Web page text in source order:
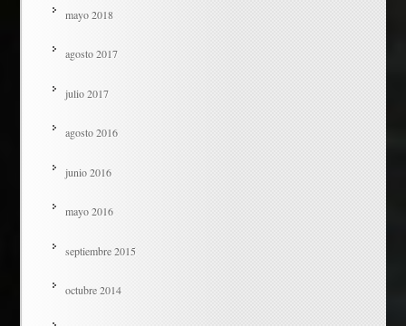
mayo 2018
agosto 2017
julio 2017
agosto 2016
junio 2016
mayo 2016
septiembre 2015
octubre 2014